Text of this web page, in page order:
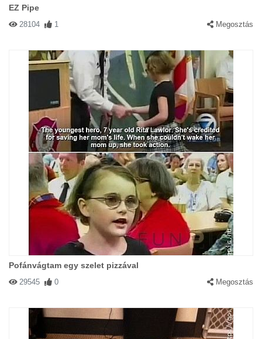
EZ Pipe
28104 1 Megosztás
Pofánvágtam egy szelet pizzával
29545 0 Megosztás